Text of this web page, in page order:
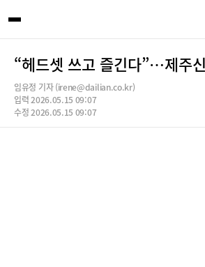
“헤드셋 쓰고 즐긴다”…제주
임유정 기자 (irene@dailian.co.kr)
입력 2026.05.15 09:07
수정 2026.05.15 09:07